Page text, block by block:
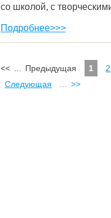
со школой, с
Подробнее>>>
<< Предыдущая 1
2
Следующая
>>